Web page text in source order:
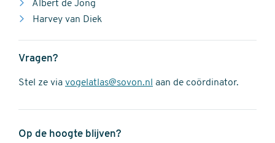
Albert de Jong
Harvey van Diek
Vragen?
Stel ze via vogelatlas@sovon.nl aan de coördinator.
Op de hoogte blijven?